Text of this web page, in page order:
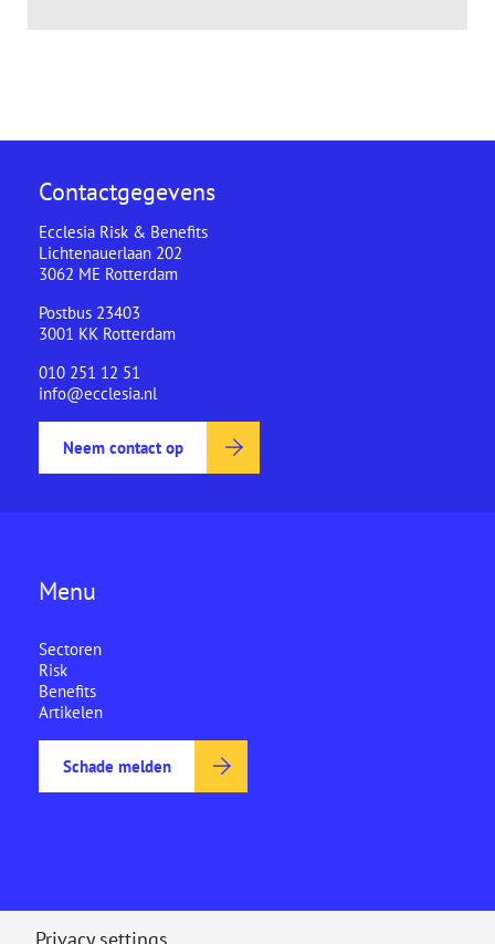
Contactgegevens
Ecclesia Risk & Benefits
Lichtenauerlaan 202
3062 ME Rotterdam
Postbus 23403
3001 KK Rotterdam
010 251 12 51
info@ecclesia.nl
Neem contact op
Menu
Sectoren
Risk
Benefits
Artikelen
Schade melden
Over Ecclesia